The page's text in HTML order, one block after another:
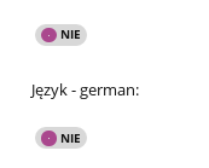
Język - german: